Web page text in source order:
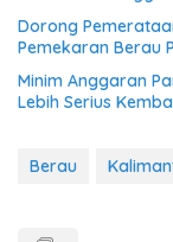
Dorong
Pemekaran Berau
Minim Anggaran
Lebih Serius
Berau